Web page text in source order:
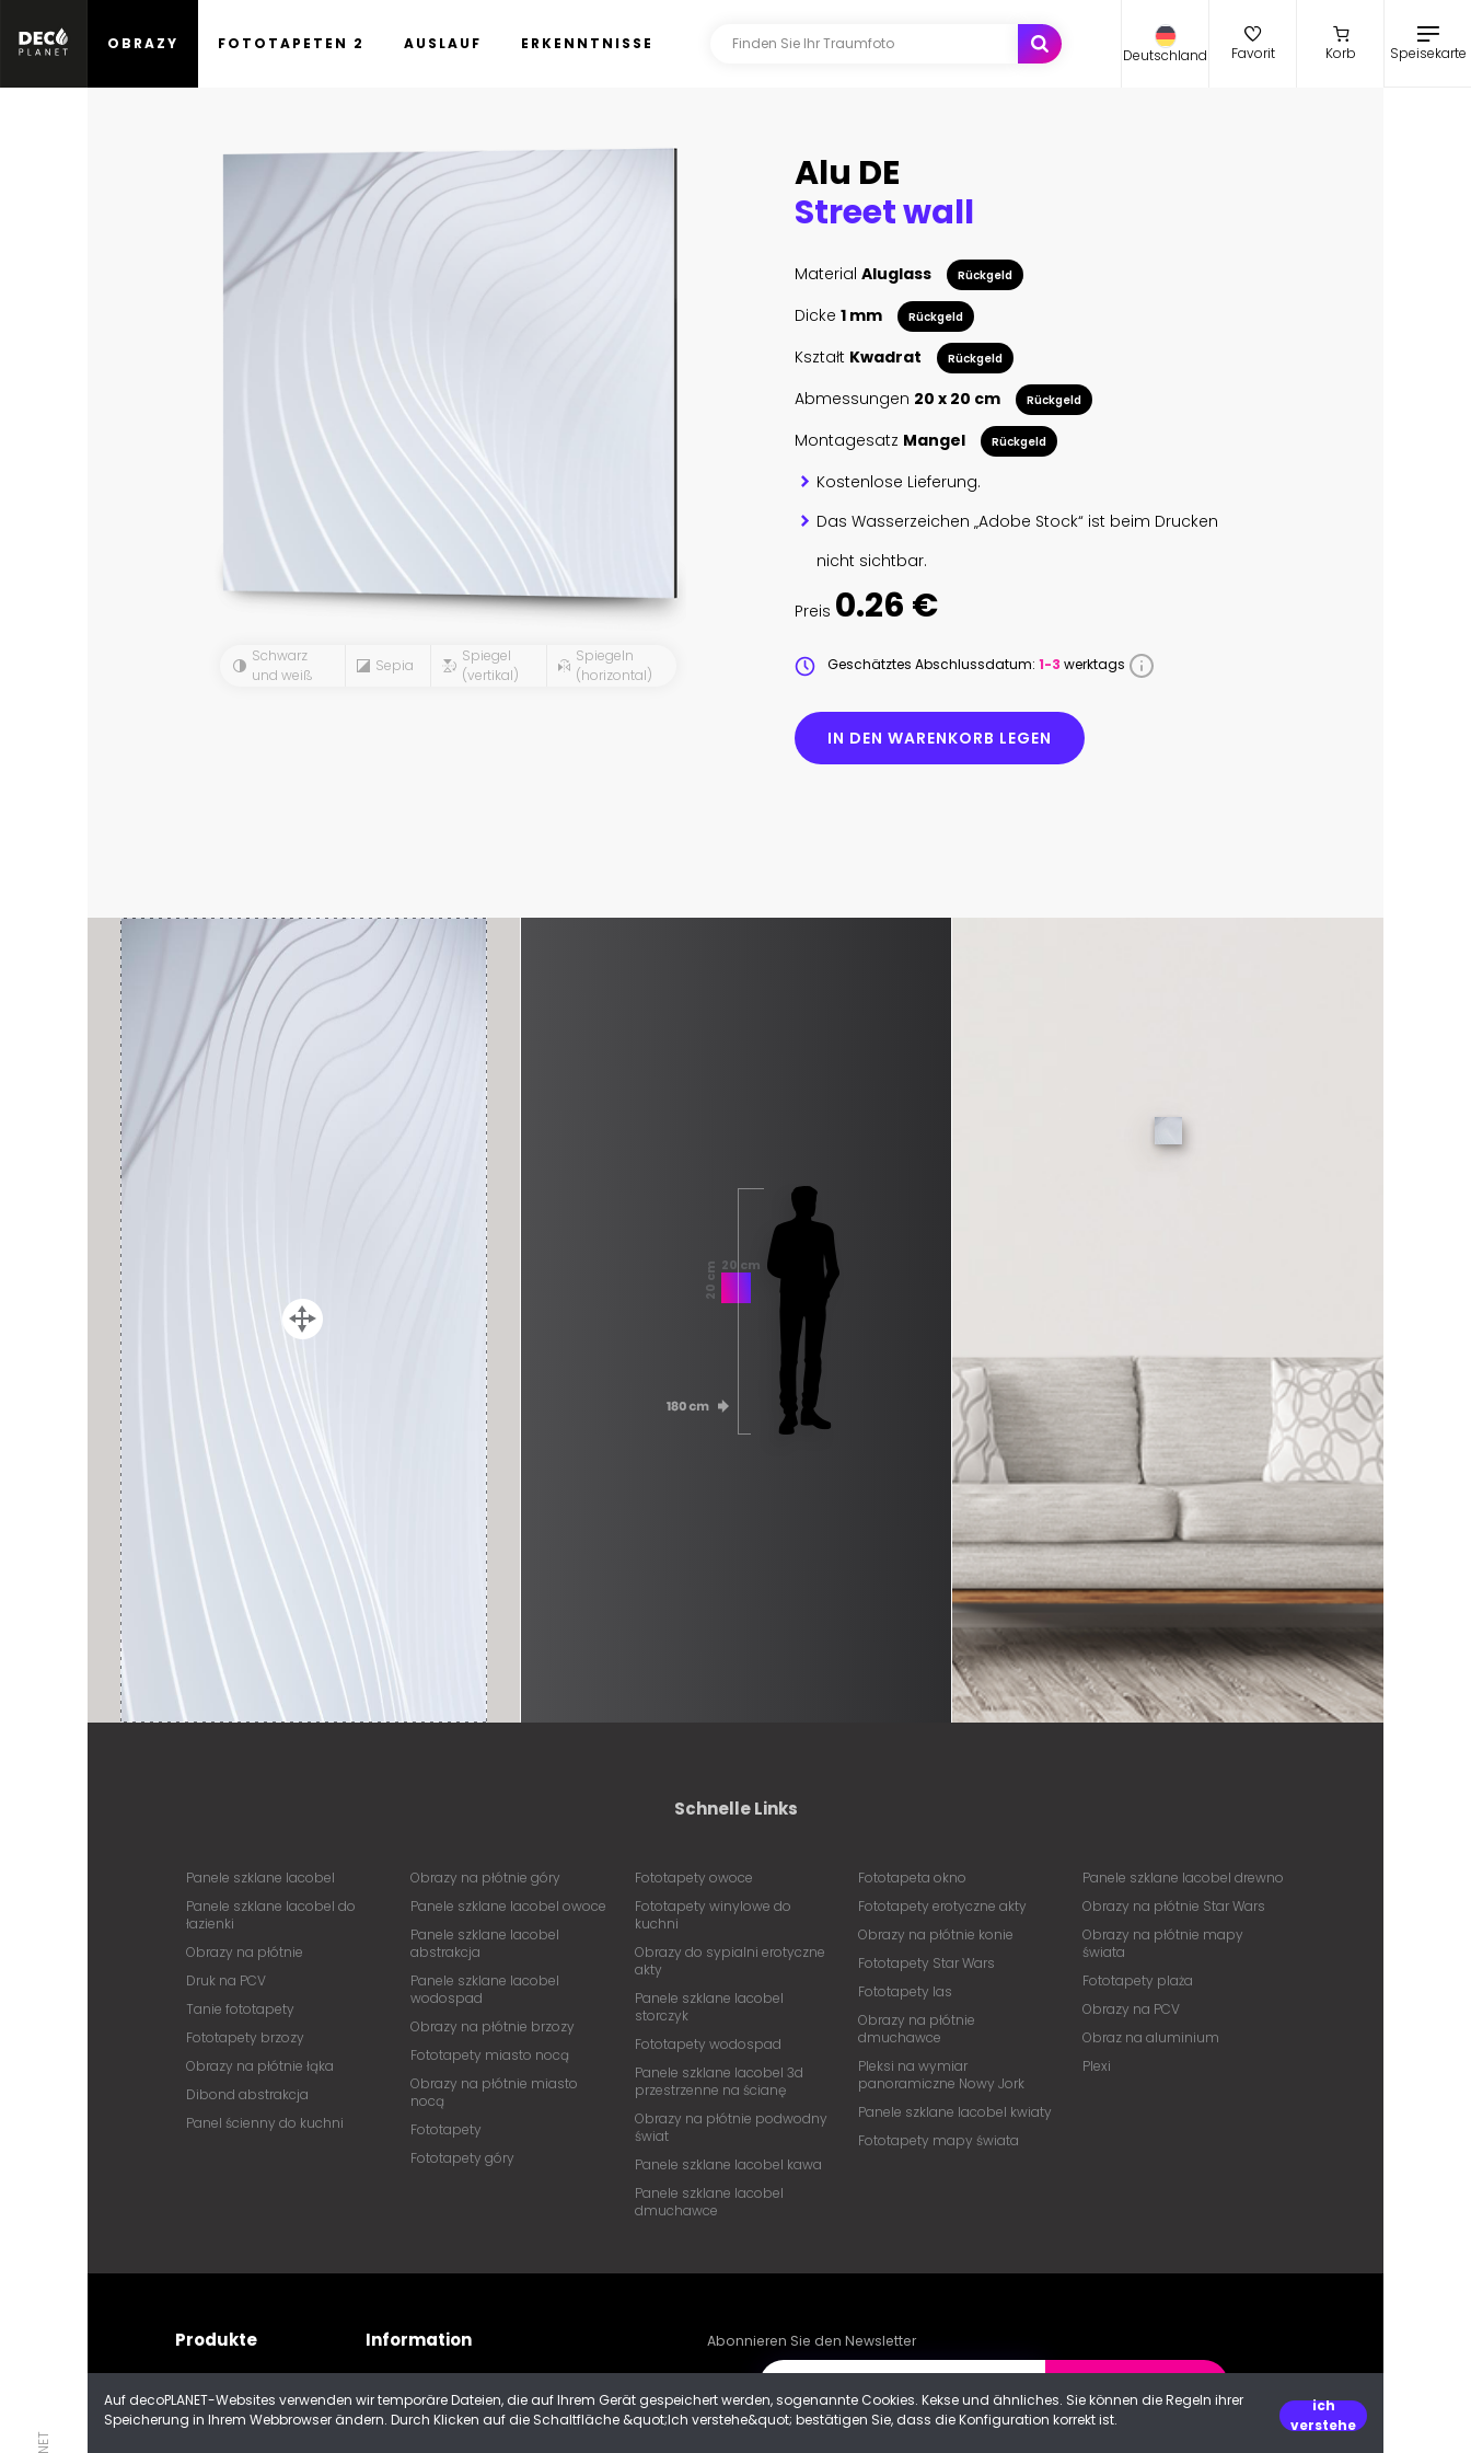
OBRAZY FOTOTAPETEN 2 AUSLAUF ERKENNTNISSE
Deutschland Favorit Korb Speisekarte
Schwarz
und weiß
Sepia
Spiegel
(vertikal)
Spiegeln
(horizontal)
Alu DE
Street wall
Material Aluglass Rückgeld
Dicke 1 mm Rückgeld
Kształt Kwadrat Rückgeld
Abmessungen 20 x 20 cm Rückgeld
Montagesatz Mangel Rückgeld
Kostenlose Lieferung.
Das Wasserzeichen „Adobe Stock“ ist beim Drucken
nicht sichtbar.
Preis 0.26 €
Geschätztes Abschlussdatum: 1-3 werktags
IN DEN WARENKORB LEGEN
20 cm
20 cm
Schnelle Links
Panele szklane lacobel
Panele szklane lacobel do
łazienki
Obrazy na płótnie
Druk na PCV
Tanie fototapety
Fototapety brzozy
Obrazy na płótnie łąka
Dibond abstrakcja
Panel ścienny do kuchni
Obrazy na płótnie góry
Panele szklane lacobel owoce
Panele szklane lacobel
abstrakcja
Panele szklane lacobel
wodospad
Obrazy na płótnie brzozy
Fototapety miasto nocą
Obrazy na płótnie miasto
nocą
Fototapety
Fototapety góry
Fototapety owoce
Fototapety winylowe do
kuchni
Obrazy do sypialni erotyczne
akty
Panele szklane lacobel
storczyk
Fototapety wodospad
Panele szklane lacobel 3d
przestrzenne na ścianę
Obrazy na płótnie podwodny
świat
Panele szklane lacobel kawa
Panele szklane lacobel
dmuchawce
Fototapeta okno
Fototapety erotyczne akty
Obrazy na płótnie konie
Fototapety Star Wars
Fototapety las
Obrazy na płótnie
dmuchawce
Pleksi na wymiar
panoramiczne Nowy Jork
Panele szklane lacobel kwiaty
Fototapety mapy świata
Panele szklane lacobel drewno
Obrazy na płótnie Star Wars
Obrazy na płótnie mapy
świata
Fototapety plaża
Obrazy na PCV
Obraz na aluminium
Plexi
Produkte
OBRAZY
Aluglass
Information
bloggen
Abonnieren Sie den Newsletter
Das Formular verwendet reCAPTCHA / Datenschutz Allgemeine Geschäftsbedingungen
Auf decoPLANET-Websites verwenden wir temporäre Dateien, die auf Ihrem Gerät gespeichert werden, sogenannte Cookies. Kekse und ähnliches. Sie können die Regeln ihrer
Speicherung in Ihrem Webbrowser ändern. Durch Klicken auf die Schaltfläche &quot;Ich verstehe&quot; bestätigen Sie, dass die Konfiguration korrekt ist.
ich
verstehe